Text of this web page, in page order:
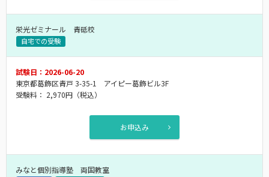
栄光ゼミナール 青砥校
自宅での受験
試験日：2026-06-20
東京都葛飾区青戸 3-35-1 アイピー葛飾ビル3F
受験料： 2,970円 （税込）
お申込み
みなと個別指導塾 両国教室